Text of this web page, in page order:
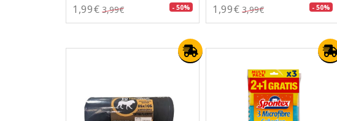
1,99€ 3,99€ - 50% 1,99€ 3,99€ - 50%